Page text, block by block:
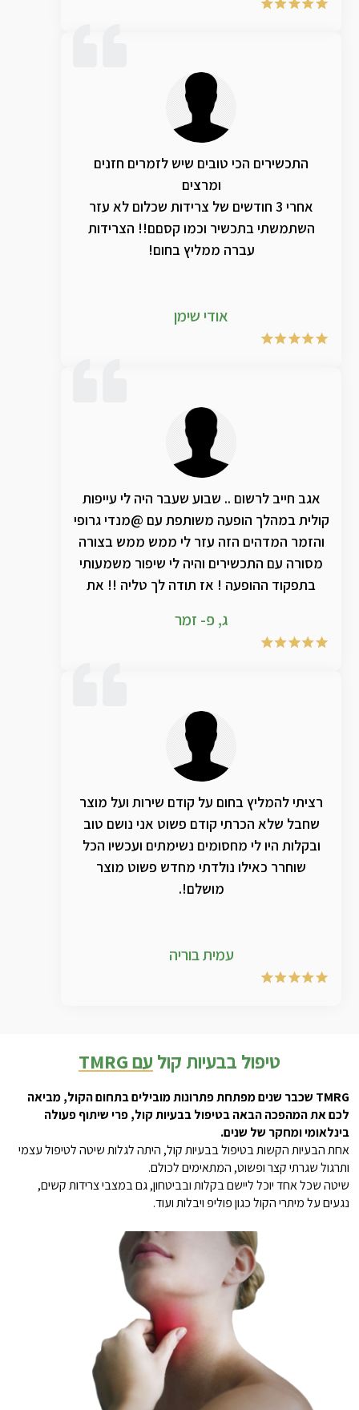
התכשירים הכי טובים שיש לזמרים חזנים
ומרצים
אחרי 3 חודשים של צרידות שכלום לא עזר
השתמשתי בתכשיר וכמו קסםם!! הצרידות
עברה ממליץ בחום!
אודי שימן
אגב חייב לרשום .. שבוע שעבר היה לי עייפות
קולית במהלך הופעה משותפת עם @מנדי גרופי
והזמר המדהים הזה עזר לי ממש ממש בצורה
מסורה עם התכשירים והיה לי שיפור משמעותי
בתפקוד ההופעה ! אז תודה לך טליה !! את
לזמר ענק , בן אדם מדהים ❣
ג, פ- זמר
רציתי להמליץ בחום על קודם שירות ועל מוצר
שחבל שלא הכרתי קודם פשוט אני נושם טוב
ובקלות היו לי מחסומים נשימתים ועכשיו הכל
שוחרר כאילו נולדתי מחדש פשוט מוצר
מושלם!.
עמית בוריה
טיפול בבעיות קול עם TMRG
TMRG שכבר שנים מפתחת פתרונות מובילים בתחום הקול, מביאה
לכם את המהפכה הבאה בטיפול בבעיות קול, פרי שיתוף פעולה
בינלאומי ומחקר של שנים.
אחת הבעיות הקשות בטיפול בבעיות קול, היתה לגלות שיטה לטיפול עצמי
ותרגול שגרתי קצר ופשוט, המתאימים לכולם.
שיטה שכל אחד יוכל ליישם בקלות ובביטחון, גם במצבי צרידות קשים,
נגעים על מיתרי הקול כגון פוליפ ויבלות ועוד.